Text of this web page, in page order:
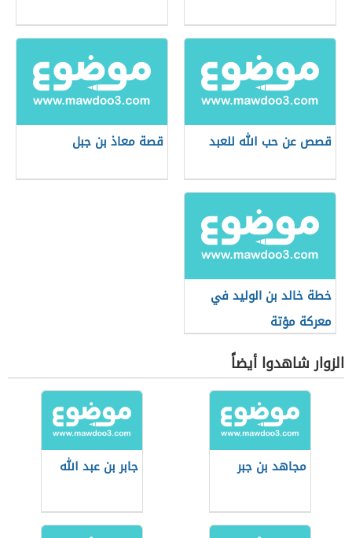
قصص عن حب الله للعبد قصة معاذ بن جبل
خطة خالد بن الوليد في
معركة مؤتة
الزوار شاهدوا أيضاً
مجاهد بن جبر جابر بن عبد الله